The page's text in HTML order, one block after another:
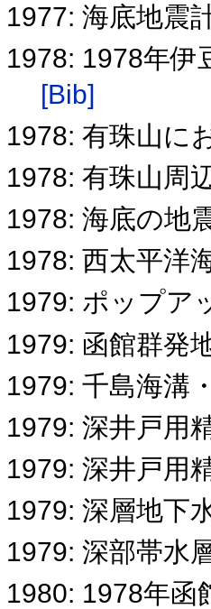
1977: 海底地震
1978: 1978年伊
[Bib]
1978: 有珠山に
1978: 有珠山周
1978: 海底の地
1978: 西太平洋
1979: ポップア
1979: 函館群発
1979: 千島海溝
1979: 深井戸用
1979: 深井戸用
1979: 深層地下
1979: 深部帯水
1980: 1978年函